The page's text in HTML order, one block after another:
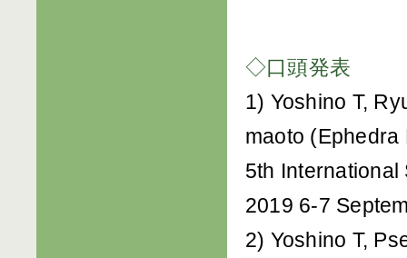
◇口頭発表
1) Yoshino T,
maoto (Ephedra
5th
2019 6-7
2) Yoshino T,